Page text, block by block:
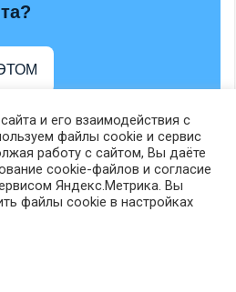
и его взаимодействия с
файлы cookie и сервис
работу с сайтом, Вы даёте
cookie-файлов и согласие
Яндекс.Метрика. Вы
файлы cookie в настройках